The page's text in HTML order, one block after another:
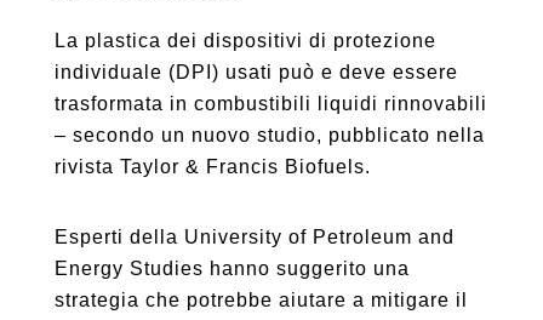
La plastica dei dispositivi di protezione
individuale (DPI) usati può e deve essere
trasformata in combustibili liquidi rinnovabili
– secondo un nuovo studio, pubblicato nella
rivista Taylor & Francis Biofuels.
Esperti della University of Petroleum and
Energy Studies hanno suggerito una
strategia che potrebbe aiutare a mitigare il